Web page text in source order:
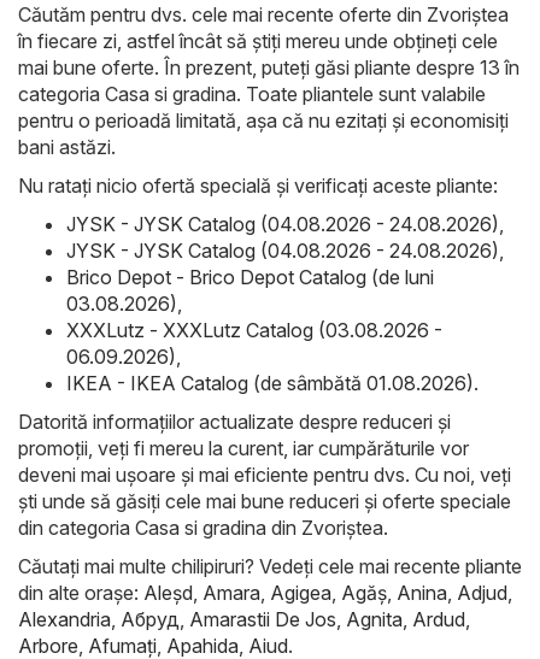
Căutăm pentru dvs. cele mai recente oferte din Zvoriştea
în fiecare zi, astfel încât să știți mereu unde obțineți cele
mai bune oferte. În prezent, puteți găsi pliante despre 13 în
categoria Casa si gradina. Toate pliantele sunt valabile
pentru o perioadă limitată, așa că nu ezitați și economisiți
bani astăzi.
Nu ratați nicio ofertă specială și verificați aceste pliante:
JYSK - JYSK Catalog (04.08.2026 - 24.08.2026)
JYSK - JYSK Catalog (04.08.2026 - 24.08.2026)
Brico Depot - Brico Depot Catalog (de luni
03.08.2026)
XXXLutz - XXXLutz Catalog (03.08.2026 -
06.09.2026)
IKEA - IKEA Catalog (de sâmbătă 01.08.2026).
Datorită informațiilor actualizate despre reduceri și
promoții, veți fi mereu la curent, iar cumpărăturile vor
deveni mai ușoare și mai eficiente pentru dvs. Cu noi, veți
ști unde să găsiți cele mai bune reduceri și oferte speciale
din categoria Casa si gradina din Zvoriştea.
Căutați mai multe chilipiruri? Vedeți cele mai recente pliante
din alte orașe: Aleşd Amara Agigea Agăş Anina Adjud
Alexandria Абруд Amarastii De Jos Agnita Ardud
Arbore Afumaţi Apahida Aiud.